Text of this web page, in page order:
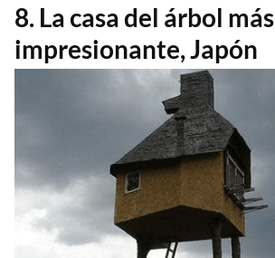
8. La casa del árbol más
impresionante, Japón